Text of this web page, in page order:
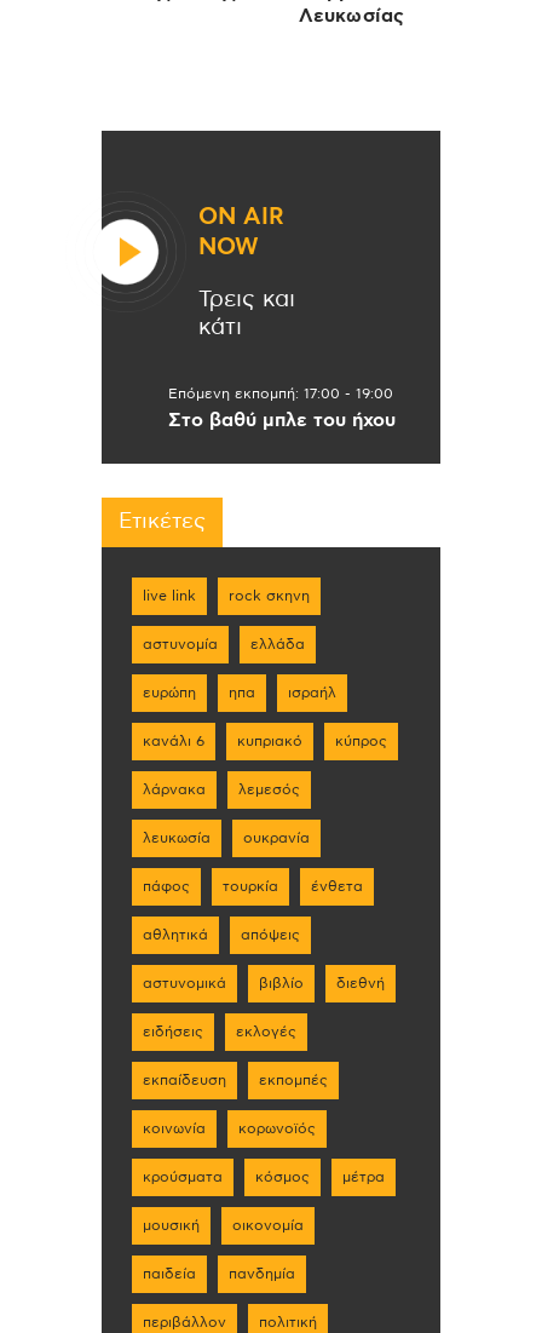
Λευκωσίας
ON AIR
NOW
Τρεις και
κάτι
Επόμενη εκπομπή: 17:00 - 19:00
Στο βαθύ μπλε του ήχου
Ετικέτες
live link rock σκηνη
αστυνομία ελλάδα
ευρώπη ηπα ισραήλ
κανάλι 6 κυπριακό κύπρος
λάρνακα λεμεσός
λευκωσία ουκρανία
πάφος τουρκία ένθετα
αθλητικά απόψεις
αστυνομικά βιβλίο διεθνή
ειδήσεις εκλογές
εκπαίδευση εκπομπές
κοινωνία κορωνοϊός
κρούσματα κόσμος μέτρα
μουσική οικονομία
παιδεία πανδημία
περιβάλλον πολιτική